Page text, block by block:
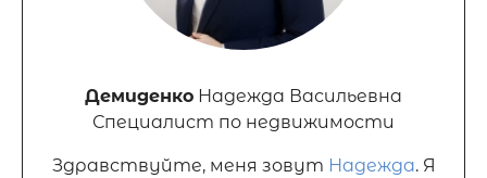
Демиденко Надежда Васильевна
Специалист по недвижимости
Здравствуйте, меня зовут Надежда. Я